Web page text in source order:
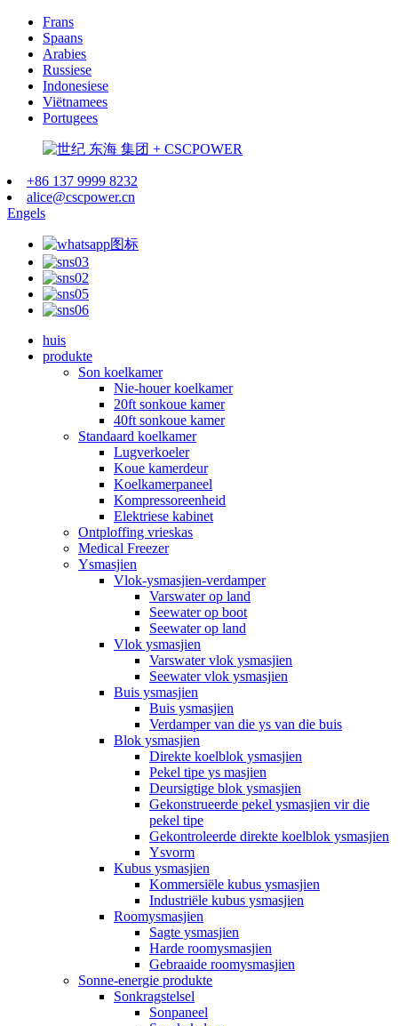
Frans
Spaans
Arabies
Russiese
Indonesiese
Viëtnamees
Portugees
+86 137 9999 8232
alice@cscpower.cn
Engels
huis
produkte
Son koelkamer
Nie-houer koelkamer
20ft sonkoue kamer
40ft sonkoue kamer
Standaard koelkamer
Lugverkoeler
Koue kamerdeur
Koelkamerpaneel
Kompressoreenheid
Elektriese kabinet
Ontploffing vrieskas
Medical Freezer
Ysmasjien
Vlok-ysmasjien-verdamper
Varswater op land
Seewater op boot
Seewater op land
Vlok ysmasjien
Varswater vlok ysmasjien
Seewater vlok ysmasjien
Buis ysmasjien
Buis ysmasjien
Verdamper van die ys van die buis
Blok ysmasjien
Direkte koelblok ysmasjien
Pekel tipe ys masjien
Deursigtige blok ysmasjien
Gekonstrueerde pekel ysmasjien vir die
pekel tipe
Gekontroleerde direkte koelblok ysmasjien
Ysvorm
Kubus ysmasjien
Kommersiële kubus ysmasjien
Industriële kubus ysmasjien
Roomysmasjien
Sagte ysmasjien
Harde roomysmasjien
Gebraaide roomysmasjien
Sonne-energie produkte
Sonkragstelsel
Sonpaneel